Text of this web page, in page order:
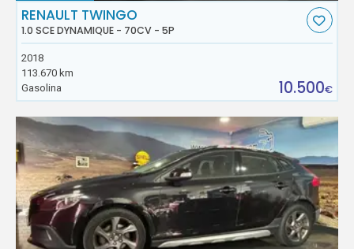
RENAULT TWINGO
1.0 SCE DYNAMIQUE - 70CV - 5P
2018
113.670 km
Gasolina
10.500€